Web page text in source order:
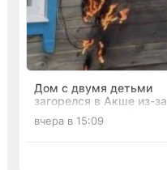
Дом с двумя детьми
загорелся в Акше из-за
неисправного счётчика
вчера в 15:09